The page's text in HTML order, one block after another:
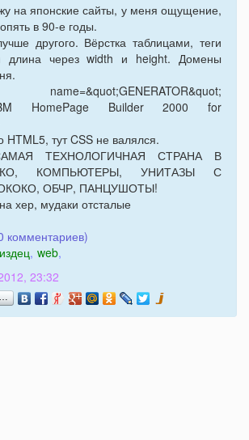
на японские сайты, у меня ощущение,
в 90-е годы.
другого. Вёрстка таблицами, теги
через width и height. Домены
HomePage Builder 2000 for
HTML5, тут CSS не валялся.
ТЕХНОЛОГИЧНАЯ СТРАНА В
КОМПЬЮТЕРЫ, УНИТАЗЫ С
ОБЧР, ПАНЦУШОТЫ!
хер, мудаки отсталые
комментариев)
, web,
23:32